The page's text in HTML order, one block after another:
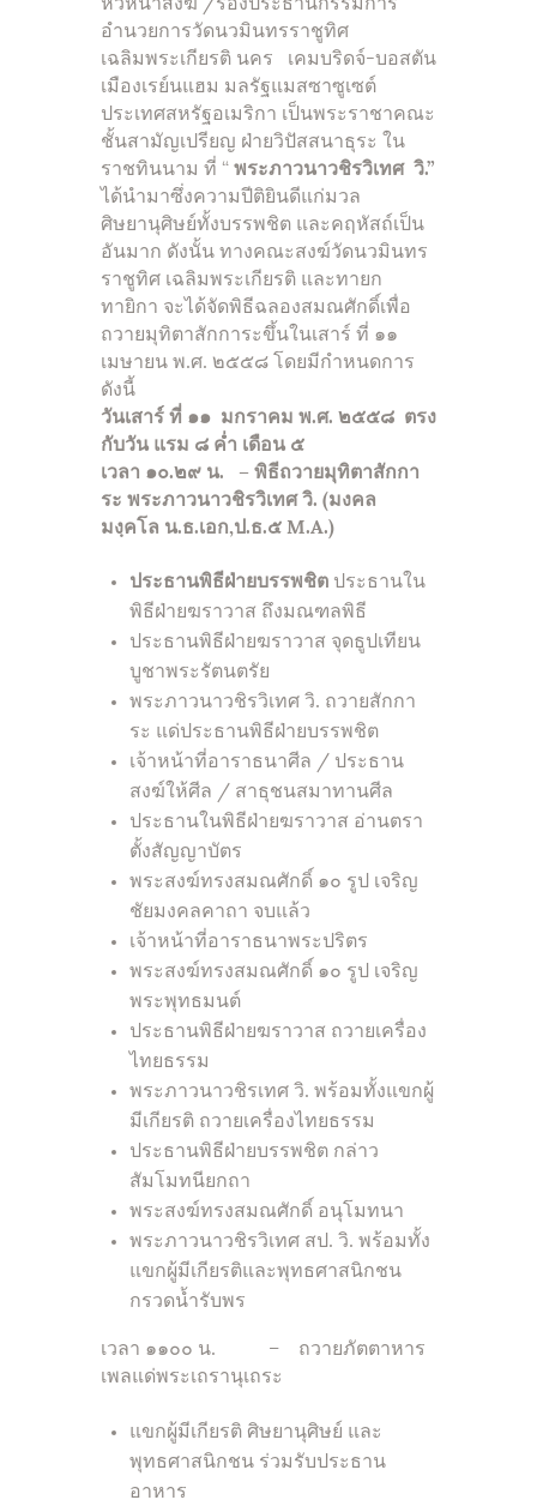
อำนวยการวัดนวมินทรราชูทิศ
เฉลิมพระเกียรติ นคร เคมบริดจ์-บอสตัน
เมืองเรย์นแฮม มลรัฐแมสซาซูเซต์
ประเทศสหรัฐอเมริกา เป็นพระราชาคณะ
ชั้นสามัญเปรียญ ฝ่ายวิปัสสนาธุระ ใน
ราชทินนาม ที่ “ พระภาวนาวชิรวิเทศ วิ.”
ได้นำมาซึ่งความปีติยินดีแก่มวล
ศิษยานุศิษย์ทั้งบรรพชิต และคฤหัสถ์เป็น
อันมาก ดังนั้น ทางคณะสงฆ์วัดนวมินทร
ราชูทิศ เฉลิมพระเกียรติ และทายก
ทายิกา จะได้จัดพิธีฉลองสมณศักดิ์เพื่อ
ถวายมุทิตาสักการะขึ้นในเสาร์ ที่ ๑๑
เมษายน พ.ศ. ๒๕๕๘ โดยมีกำหนดการ
ดังนี้
วันเสาร์ ที่ ๑๑ มกราคม พ.ศ. ๒๕๕๘ ตรง
กับวัน แรม ๘ ค่ำ เดือน ๕
เวลา ๑๐.๒๙ น. – พิธีถวายมุทิตาสักกา
ระ พระภาวนาวชิรวิเทศ วิ. (มงคล
มงฺคโล น.ธ.เอก,ป.ธ.๕ M.A.)
ประธานพิธีฝ่ายบรรพชิต ประธานใน
พิธีฝ่ายฆราวาส ถึงมณฑลพิธี
ประธานพิธีฝ่ายฆราวาส จุดธูปเทียน
บูชาพระรัตนตรัย
พระภาวนาวชิรวิเทศ วิ. ถวายสักกา
ระ แด่ประธานพิธีฝ่ายบรรพชิต
เจ้าหน้าที่อาราธนาศีล / ประธาน
สงฆ์ให้ศีล / สาธุชนสมาทานศีล
ประธานในพิธีฝ่ายฆราวาส อ่านตรา
ตั้งสัญญาบัตร
พระสงฆ์ทรงสมณศักดิ์ ๑๐ รูป เจริญ
ชัยมงคลคาถา จบแล้ว
เจ้าหน้าที่อาราธนาพระปริตร
พระสงฆ์ทรงสมณศักดิ์ ๑๐ รูป เจริญ
พระพุทธมนต์
ประธานพิธีฝ่ายฆราวาส ถวายเครื่อง
ไทยธรรม
พระภาวนาวชิรเทศ วิ. พร้อมทั้งแขกผู้
มีเกียรติ ถวายเครื่องไทยธรรม
ประธานพิธีฝ่ายบรรพชิต กล่าว
สัมโมทนียกถา
พระสงฆ์ทรงสมณศักดิ์ อนุโมทนา
พระภาวนาวชิรวิเทศ สป. วิ. พร้อมทั้ง
แขกผู้มีเกียรติและพุทธศาสนิกชน
กรวดน้ำรับพร
เวลา ๑๑๐๐ น. – ถวายภัตตาหาร
เพลแด่พระเถรานุเถระ
แขกผู้มีเกียรติ ศิษยานุศิษย์ และ
พุทธศาสนิกชน ร่วมรับประธาน
อาหาร